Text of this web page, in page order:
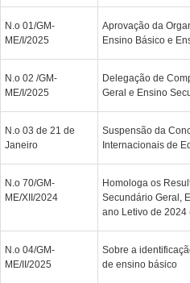
N.o 01/GM-
ME/I/2025
Aprovação da
Ensino Básico e
N.o 02 /GM-
ME/I/2025
Delegação de
Geral e Ensino
N.o 03 de 21 de
Janeiro
Suspensão da
Internacionais de
N.o 70/GM-
ME/XII/2024
Homologa os
Secundário Geral,
ano Letivo de 2024
N.o 04/GM-
ME/II/2025
Sobre a
de ensino básico